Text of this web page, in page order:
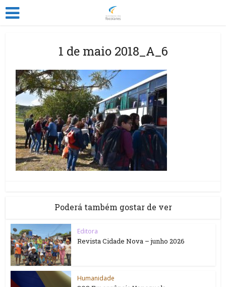
1 de maio 2018_A_6
Poderá também gostar de ver
Editora
Revista Cidade Nova – junho 2026
Humanidade